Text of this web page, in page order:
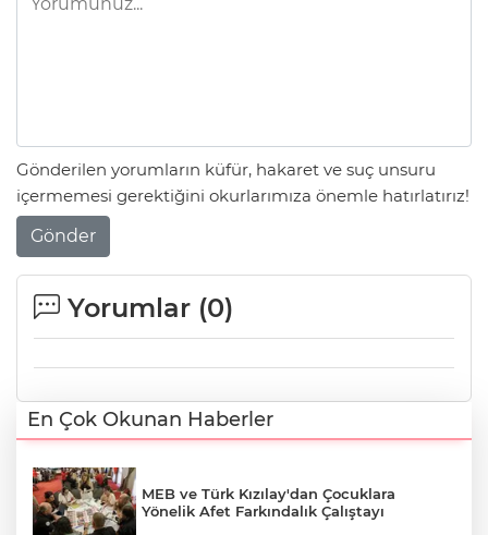
Gönderilen yorumların küfür, hakaret ve suç unsuru
içermemesi gerektiğini okurlarımıza önemle hatırlatırız!
Gönder
Yorumlar (0)
En Çok Okunan Haberler
MEB ve Türk Kızılay'dan Çocuklara
Yönelik Afet Farkındalık Çalıştayı